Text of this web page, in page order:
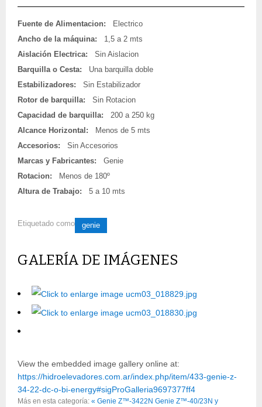
Fuente de Alimentacion:
Electrico
Ancho de la máquina:
1,5 a 2 mts
Aislación Electrica:
Sin Aislacion
Barquilla o Cesta:
Una barquilla doble
Estabilizadores:
Sin Estabilizador
Rotor de barquilla:
Sin Rotacion
Capacidad de barquilla:
200 a 250 kg
Alcance Horizontal:
Menos de 5 mts
Accesorios:
Sin Accesorios
Marcas y Fabricantes:
Genie
Rotacion:
Menos de 180º
Altura de Trabajo:
5 a 10 mts
Etiquetado como genie
GALERÍA DE IMÁGENES
View the embedded image gallery online at:
https://hidroelevadores.com.ar/index.php/item/433-genie-z-
34-22-dc-o-bi-energy#sigProGalleria9697377ff4
Más en esta categoría: « Genie Z™-3422N Genie Z™-40/23N y